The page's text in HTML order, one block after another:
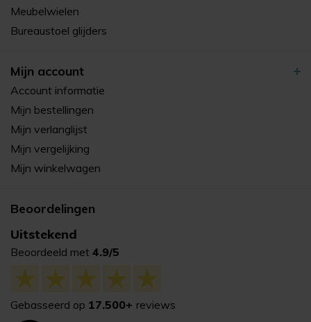
Meubelwielen
Bureaustoel glijders
Mijn account
Account informatie
Mijn bestellingen
Mijn verlanglijst
Mijn vergelijking
Mijn winkelwagen
Beoordelingen
Uitstekend
Beoordeeld met 4.9/5
Gebasseerd op 17.500+ reviews